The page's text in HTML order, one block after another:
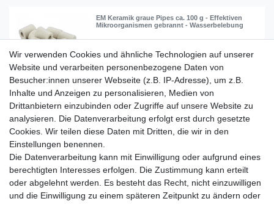
EM Keramik graue Pipes ca. 100 g - Effektiven
Mikroorganismen gebrannt - Wasserbelebung
10,90 € *
0.1 Kilogramm | 109,00 € / Kilogramm
In den Warenkorb
*inkl. ges. MwSt.zzgl. Versandkosten
Impressum Daten­schutz­erklärung AGB
Wir verwenden Cookies und ähnliche Technologien auf unserer
Website und verarbeiten personenbezogene Daten von
Besucher:innen unserer Webseite (z.B. IP-Adresse), um z.B.
Inhalte und Anzeigen zu personalisieren, Medien von
Drittanbietern einzubinden oder Zugriffe auf unsere Website zu
analysieren. Die Datenverarbeitung erfolgt erst durch gesetzte
Cookies. Wir teilen diese Daten mit Dritten, die wir in den
Einstellungen benennen.
Die Datenverarbeitung kann mit Einwilligung oder aufgrund eines
berechtigten Interesses erfolgen. Die Zustimmung kann erteilt
oder abgelehnt werden. Es besteht das Recht, nicht einzuwilligen
und die Einwilligung zu einem späteren Zeitpunkt zu ändern oder